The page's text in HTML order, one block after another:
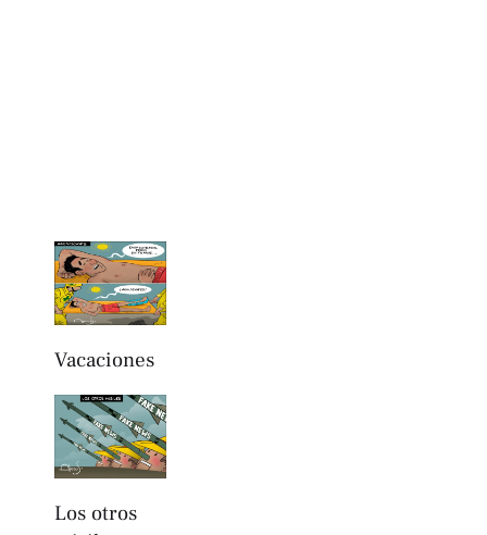
Vacaciones
Los otros